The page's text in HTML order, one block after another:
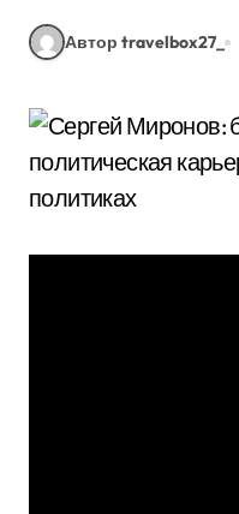
Автор travelbox27_